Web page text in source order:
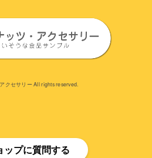
クセサリー All rights reserved.
ップに質問する